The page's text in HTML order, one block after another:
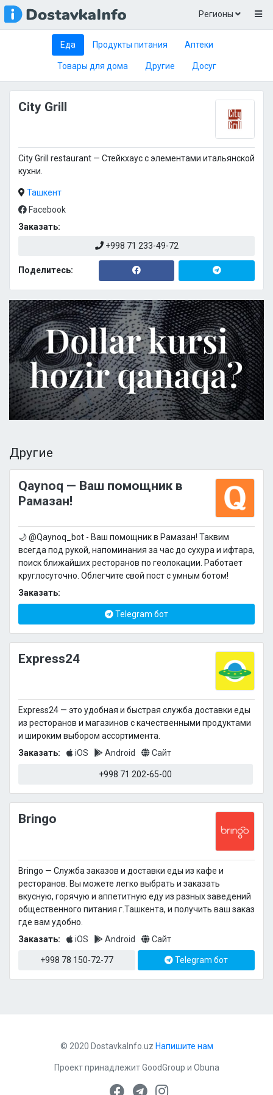
Регионы
Еда Продукты питания Аптеки
Товары для дома Другие Досуг
City Grill
City Grill restaurant — Стейкхаус с элементами итальянской
кухни.
Ташкент
Facebook
Заказать:
+998 71 233-49-72
Поделитесь:
Другие
Qaynoq — Ваш помощник в
Рамазан!
🌙 @Qaynoq_bot - Ваш помощник в Рамазан! Таквим
всегда под рукой, напоминания за час до сухура и ифтара,
поиск ближайших ресторанов по геолокации. Работает
круглосуточно. Облегчите свой пост с умным ботом!
Заказать:
Telegram бот
Express24
Express24 — это удобная и быстрая служба доставки еды
из ресторанов и магазинов с качественными продуктами
и широким выбором ассортимента.
Заказать:
iOS Android Сайт
+998 71 202-65-00
Bringo
Bringo — Cлужба заказов и доставки еды из кафе и
ресторанов. Вы можете легко выбрать и заказать
вкусную, горячую и аппетитную еду из разных заведений
общественного питания г.Ташкента, и получить ваш заказ
где вам удобно.
Заказать:
iOS Android Сайт
+998 78 150-72-77 Telegram бот
© 2020 DostavkaInfo.uz Напишите нам
Проект принадлежитGoodGroup и Obuna